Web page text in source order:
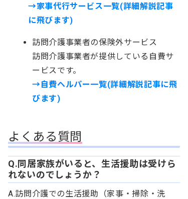
→家事代行サービス一覧(詳細解説記事
に飛びます)
訪問介護事業者の保険外サービス
訪問介護事業者が提供している自費サ
ービスです。
→自費ヘルパー一覧(詳細解説記事に飛
びます)
よくある質問
Q.同居家族がいると、生活援助は受けら
れないのでしょうか？
A.訪問介護での生活援助（家事・掃除・洗